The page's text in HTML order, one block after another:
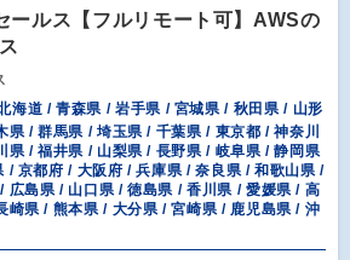
ールス【フルリモート可】AWSの
海道 / 青森県 / 岩手県 / 宮城県 / 秋田県 / 山形
県 / 群馬県 / 埼玉県 / 千葉県 / 東京都 / 神奈川
県 / 福井県 / 山梨県 / 長野県 / 岐阜県 / 静岡県
/ 京都府 / 大阪府 / 兵庫県 / 奈良県 / 和歌山県 /
広島県 / 山口県 / 徳島県 / 香川県 / 愛媛県 / 高
崎県 / 熊本県 / 大分県 / 宮崎県 / 鹿児島県 / 沖